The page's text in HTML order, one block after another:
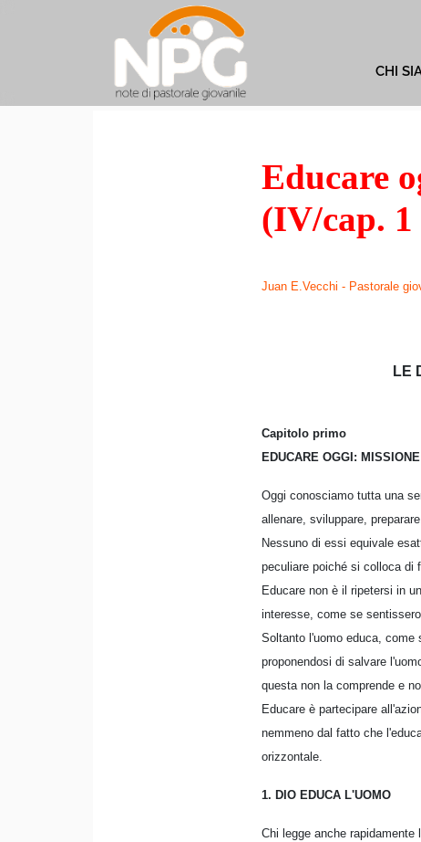
CHI
Educare
(IV/cap. 1
Juan E.Vecchi - Pastorale
LE
Capitolo primo
EDUCARE OGGI:
Oggi conosciamo tutta una
allenare, sviluppare,
Nessuno di essi equivale
peculiare poiché si colloca di
Educare non è il ripetersi in
interesse, come se
Soltanto l'uomo educa, come
proponendosi di salvare
questa non la comprende e
Educare è partecipare
nemmeno dal fatto che
orizzontale.
1. DIO EDUCA L'UOMO
Chi legge anche